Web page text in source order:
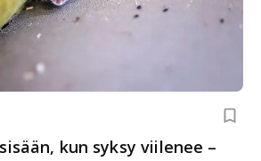
kun syksy viilenee –